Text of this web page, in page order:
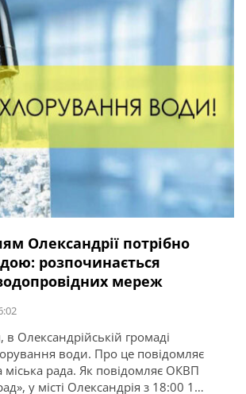
Олександрії потрібно
розпочинається
мереж
Олександрійській громаді
води. Про це повідомляє
міська рада. Як повідомляє ОКВП
у місті Олександрія з 18:00 1